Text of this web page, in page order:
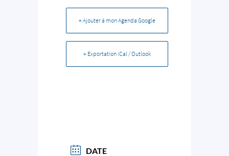
+ Ajouter à mon Agenda Google
+ Exportation iCal / Outlook
DATE